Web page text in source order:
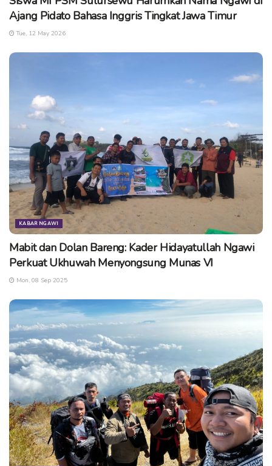
makan ikan. (kn/cse)
Tags: ngawi
Ajang Pidato Bahasa Inggris Tingkat Jawa Timur
Tue, 12 May 2026
KABAR NGAWI
Mabit dan Dolan Bareng: Kader Hidayatullah Ngawi
Perkuat Ukhuwah Menyongsung Munas VI
Mon, 08 Sep 2025